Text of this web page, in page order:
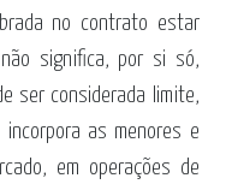
no contrato estar
significa, por si só,
ser considerada limite,
as menores e
em operações de